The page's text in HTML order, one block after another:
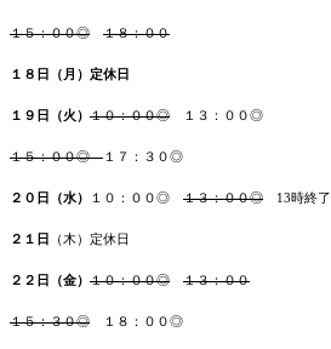
１５：００◎ １８：００
１８日（月） 定休日
１９日（火） １０：００◎ １３：００◎
１５：００◎ １７：３０◎
２０日（水） １０：００◎ １３：００◎ 13時終了
２１日 （木）定休日
２２日（金） １０：００◎ １３：００
１５：３０◎ １８：００◎